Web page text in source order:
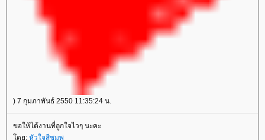
) 7 กุมภาพันธ์ 2550 11:35:24 น.
ขอให้ได้งานที่ถูกใจไวๆ นะคะ
ดย: หัวใจสีชมพู